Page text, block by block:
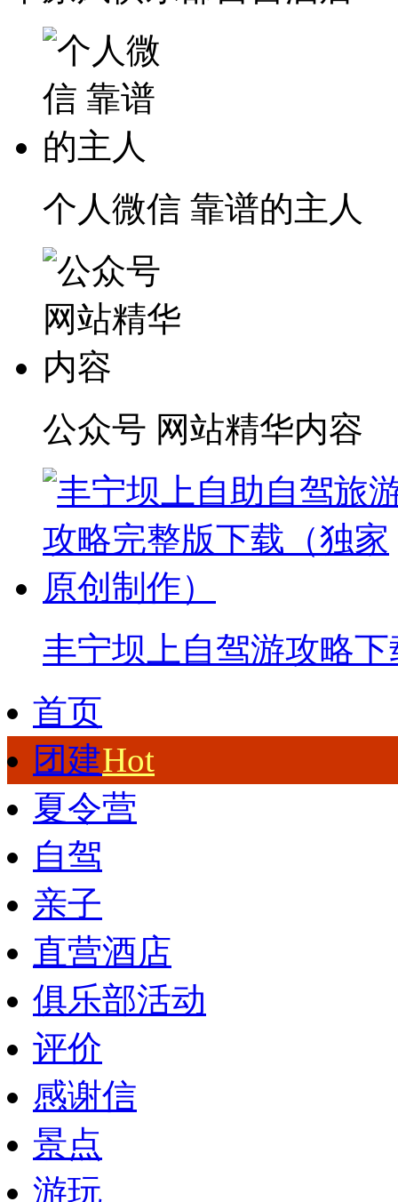
个人微信 靠谱的主人
公众号 网站精华内容
丰宁坝上自驾游攻略下
首页
团建Hot
夏令营
自驾
亲子
直营酒店
俱乐部活动
评价
感谢信
景点
游玩